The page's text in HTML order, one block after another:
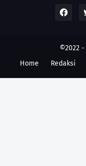
©2022 -
Home
Redaksi